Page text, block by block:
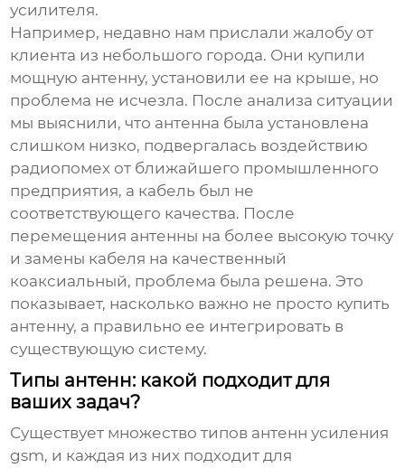
усилителя.
Например, недавно нам прислали жалобу от
клиента из небольшого города. Они купили
мощную антенну, установили ее на крыше, но
проблема не исчезла. После анализа ситуации
мы выяснили, что антенна была установлена
слишком низко, подвергалась воздействию
радиопомех от ближайшего промышленного
предприятия, а кабель был не
соответствующего качества. После
перемещения антенны на более высокую точку
и замены кабеля на качественный
коаксиальный, проблема была решена. Это
показывает, насколько важно не просто купить
антенну, а правильно ее интегрировать в
существующую систему.
Типы антенн: какой подходит для
ваших задач?
Существует множество типов антенн усиления
gsm, и каждая из них подходит для